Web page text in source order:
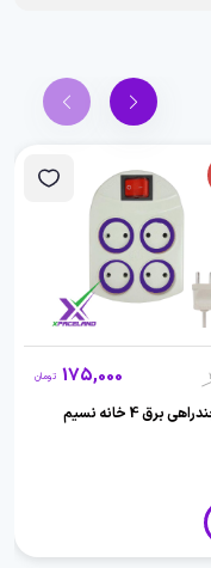
175,000 تومان
برق 4 خانه نسیم